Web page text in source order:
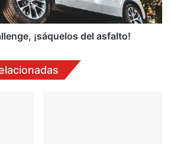
¡sáquelos del asfalto!